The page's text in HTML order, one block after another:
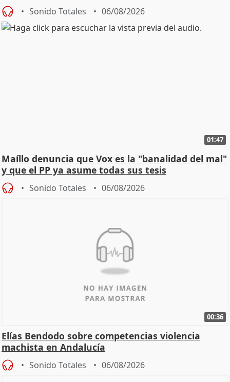
Sonido Totales 06/08/2026
01:47
Maíllo denuncia que Vox es la "banalidad del mal"
y que el PP ya asume todas sus tesis
Sonido Totales 06/08/2026
00:36
Elías Bendodo sobre competencias violencia
machista en Andalucía
Sonido Totales 06/08/2026